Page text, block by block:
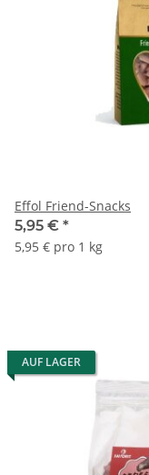
Effol Friend-Snacks
5,95 € *
5,95 € pro 1 kg
AUF LAGER